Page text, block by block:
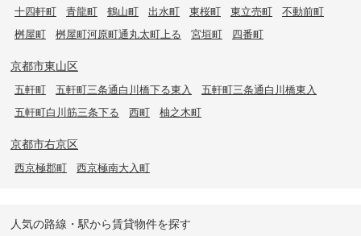
十四軒町
青龍町 鶴山町 出水町 東桜町 東立売町
不動前町
桝屋町
桝屋町河原町通丸太町上る 宮垣町 四番町
京都市東山区
五軒町 五軒町三条通白川橋下る東入
五軒町三条通白川橋東入
五軒町白川筋三条下る
西町 柚之木町
京都市右京区
西京極郡町 西京極南大入町
人気の路線・駅から賃貸物件を探す